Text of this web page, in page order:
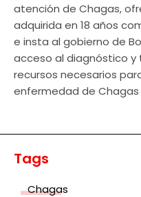
atención de Chagas,
adquirida en 18 años
e insta al gobierno de
acceso al diagnóstico
recursos necesarios
enfermedad de Chagas
Tags
Chagas